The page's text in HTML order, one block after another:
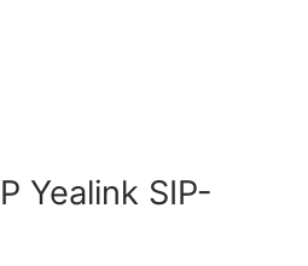
Yealink SIP-